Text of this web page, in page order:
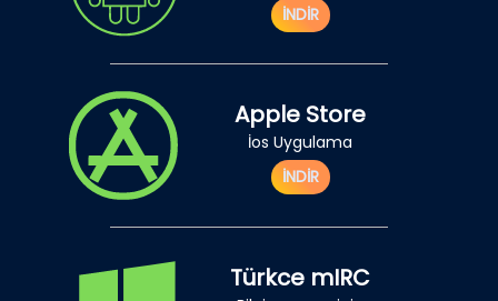
İNDİR
Apple Store
İos Uygulama
İNDİR
Türkce mIRC